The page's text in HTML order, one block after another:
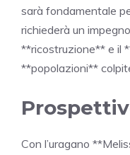
sarà fondamentale
richiederà un
**ricostruzione** e il
**popolazioni**
Con l’uragano